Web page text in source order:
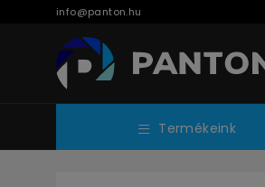
info@panton.hu
Termékeink